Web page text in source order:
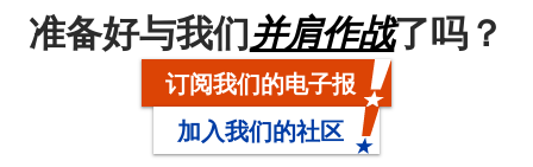
准备好与我们并肩作战了吗？
订阅我们的电子报
加入我们的社区